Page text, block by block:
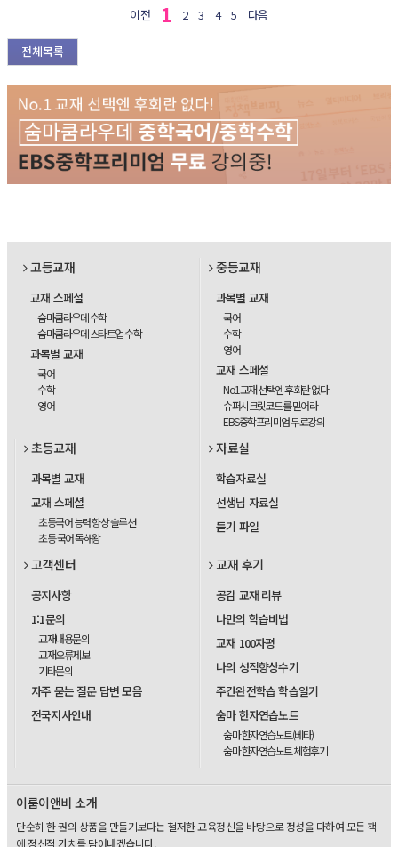
이전 1 2 3 4 5 다음
전체목록
고등교재
교재 스페셜
숨마쿰라우데 수학
숨마쿰라우데 스타트업 수학
과목별 교재
국어
수학
영어
중등교재
과목별 교재
국어
수학
영어
교재 스페셜
No1교재 선택엔 후회란 없다
슈퍼시크릿코드를 믿어라
EBS중학프리미엄 무료강의
초등교재
과목별 교재
교재 스페셜
초등국어 능력 향상 솔루션
초등 국어 독해왕
자료실
학습자료실
선생님 자료실
듣기 파일
고객센터
공지사항
1:1문의
교재내용문의
교재오류제보
기타문의
자주 묻는 질문 답변 모음
전국지사안내
교재 후기
공감 교재 리뷰
나만의 학습비법
교재 100자평
나의 성적향상수기
주간완전학습 학습일기
숨마 한자연습노트
숨마 한자연습노트(베타)
숨마 한자연습노트 체험후기
이룸이앤비 소개
단순히 한 권의 상품을 만들기보다는 철저한 교육정신을 바탕으로 정성을 다하여 모든 책
에 정신적 가치를 담아내겠습니다.